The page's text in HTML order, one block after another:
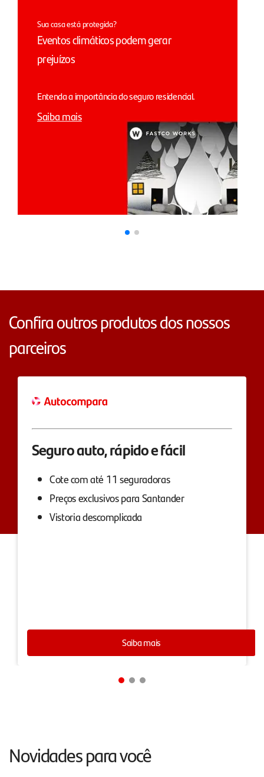
Sua casa está protegida?
Eventos climáticos podem gerar
prejuízos
Entenda a importância do seguro residencial.
Saiba mais
Confira outros produtos dos nossos
parceiros
Seguro auto, rápido e fácil
Cote com até 11 seguradoras
Preços exclusivos para Santander
Vistoria descomplicada
Saiba mais
Novidades para você